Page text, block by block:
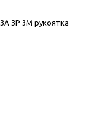
3P 3M рукоятка